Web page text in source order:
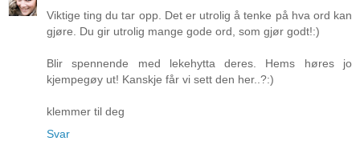
Viktige ting du tar opp. Det er utrolig å tenke på hva ord kan
gjøre. Du gir utrolig mange gode ord, som gjør godt!:)
Blir spennende med lekehytta deres. Hems høres jo
kjempegøy ut! Kanskje får vi sett den her..?:)
klemmer til deg
Svar